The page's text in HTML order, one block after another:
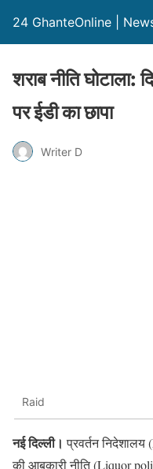
24 GhanteOnline |
शराब नीति घोटाला:
पर ईडी का छापा
Writer D
Raid
नई दिल्ली। प्रवर्तन निदेशालय
की आबकारी नीति (Liquor